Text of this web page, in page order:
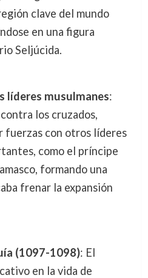
clave del mundo
en una figura
Seljúcida.
líderes musulmanes:
los cruzados,
fuerzas con otros líderes
como el príncipe
formando una
frenar la expansión
(1097-1098): El
en la vida de